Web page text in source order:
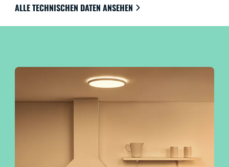
jeder Einrichtung. Nutze alle Vorteile der
energiesparenden LED ohne Blendung, ohne Flackern
und ohne Überanstrengung der Augen. Sie sind
ALLE TECHNISCHEN DATEN ANSEHEN